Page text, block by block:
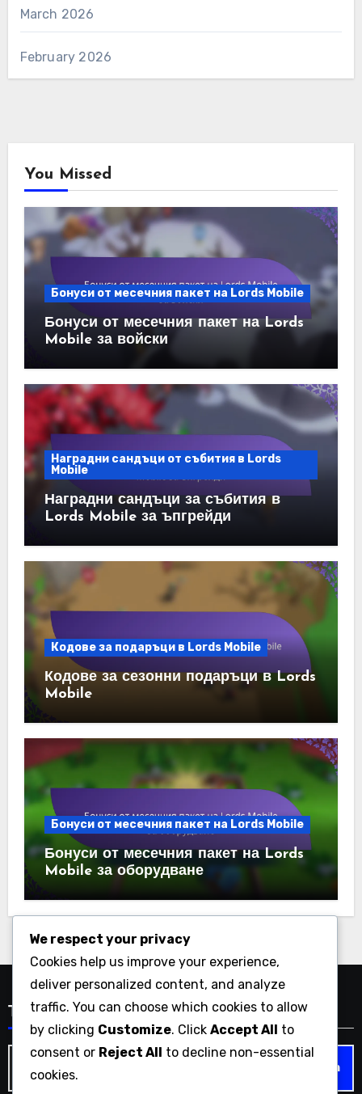
March 2026
February 2026
You Missed
Бонуси от месечния пакет на Lords Mobile
Бонуси от месечния пакет на Lords
Mobile за войски
Наградни сандъци от събития в Lords
Mobile
Наградни сандъци за събития в
Lords Mobile за ъпгрейди
Кодове за подаръци в Lords Mobile
Кодове за сезонни подаръци в Lords
Mobile
Бонуси от месечния пакет на Lords Mobile
Бонуси от месечния пакет на Lords
Mobile за оборудване
Търсене
Search
We respect your privacy
Cookies help us improve your experience,
deliver personalized content, and analyze
traffic. You can choose which cookies to allow
by clicking Customize. Click Accept All to
consent or Reject All to decline non-essential
cookies.